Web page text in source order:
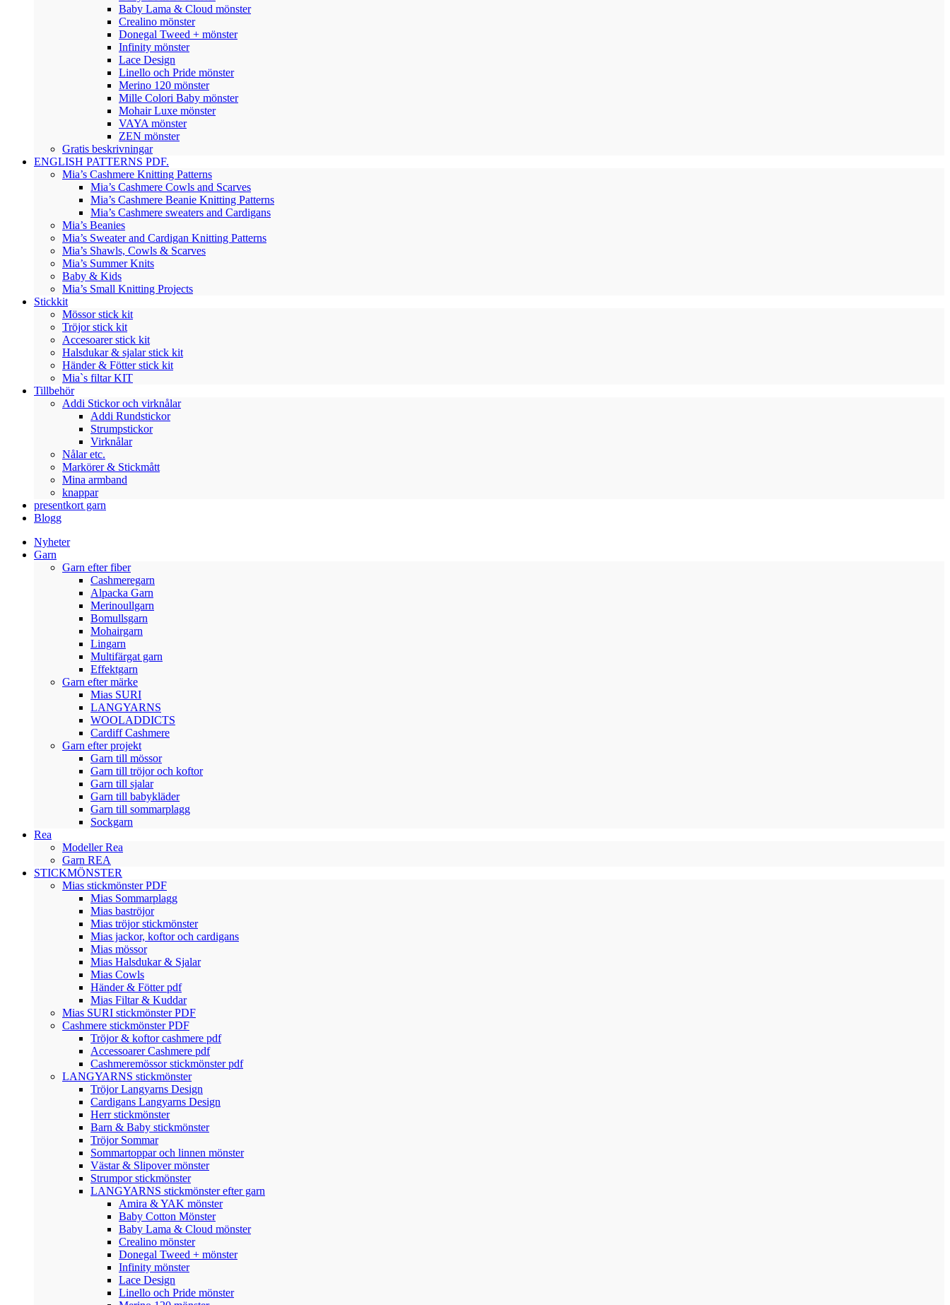
Baby Lama & Cloud mönster
Crealino mönster
Donegal Tweed + mönster
Infinity mönster
Lace Design
Linello och Pride mönster
Merino 120 mönster
Mille Colori Baby mönster
Mohair Luxe mönster
VAYA mönster
ZEN mönster
Gratis beskrivningar
ENGLISH PATTERNS PDF.
Mia’s Cashmere Knitting Patterns
Mia’s Cashmere Cowls and Scarves
Mia’s Cashmere Beanie Knitting Patterns
Mia’s Cashmere sweaters and Cardigans
Mia’s Beanies
Mia’s Sweater and Cardigan Knitting Patterns
Mia’s Shawls, Cowls & Scarves
Mia’s Summer Knits
Baby & Kids
Mia’s Small Knitting Projects
Stickkit
Mössor stick kit
Tröjor stick kit
Accesoarer stick kit
Halsdukar & sjalar stick kit
Händer & Fötter stick kit
Mia`s filtar KIT
Tillbehör
Addi Stickor och virknålar
Addi Rundstickor
Strumpstickor
Virknålar
Nålar etc.
Markörer & Stickmått
Mina armband
knappar
presentkort garn
Blogg
Nyheter
Garn
Garn efter fiber
Cashmeregarn
Alpacka Garn
Merinoullgarn
Bomullsgarn
Mohairgarn
Lingarn
Multifärgat garn
Effektgarn
Garn efter märke
Mias SURI
LANGYARNS
WOOLADDICTS
Cardiff Cashmere
Garn efter projekt
Garn till mössor
Garn till tröjor och koftor
Garn till sjalar
Garn till babykläder
Garn till sommarplagg
Sockgarn
Rea
Modeller Rea
Garn REA
STICKMÖNSTER
Mias stickmönster PDF
Mias Sommarplagg
Mias baströjor
Mias tröjor stickmönster
Mias jackor, koftor och cardigans
Mias mössor
Mias Halsdukar & Sjalar
Mias Cowls
Händer & Fötter pdf
Mias Filtar & Kuddar
Mias SURI stickmönster PDF
Cashmere stickmönster PDF
Tröjor & koftor cashmere pdf
Accessoarer Cashmere pdf
Cashmeremössor stickmönster pdf
LANGYARNS stickmönster
Tröjor Langyarns Design
Cardigans Langyarns Design
Herr stickmönster
Barn & Baby stickmönster
Tröjor Sommar
Sommartoppar och linnen mönster
Västar & Slipover mönster
Strumpor stickmönster
LANGYARNS stickmönster efter garn
Amira & YAK mönster
Baby Cotton Mönster
Baby Lama & Cloud mönster
Crealino mönster
Donegal Tweed + mönster
Infinity mönster
Lace Design
Linello och Pride mönster